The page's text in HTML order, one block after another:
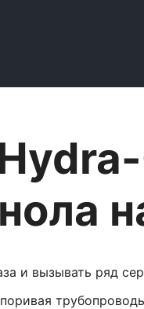
и вызывать ряд